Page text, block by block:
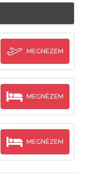
MEGNÉZEM
MEGNÉZEM
MEGNÉZEM